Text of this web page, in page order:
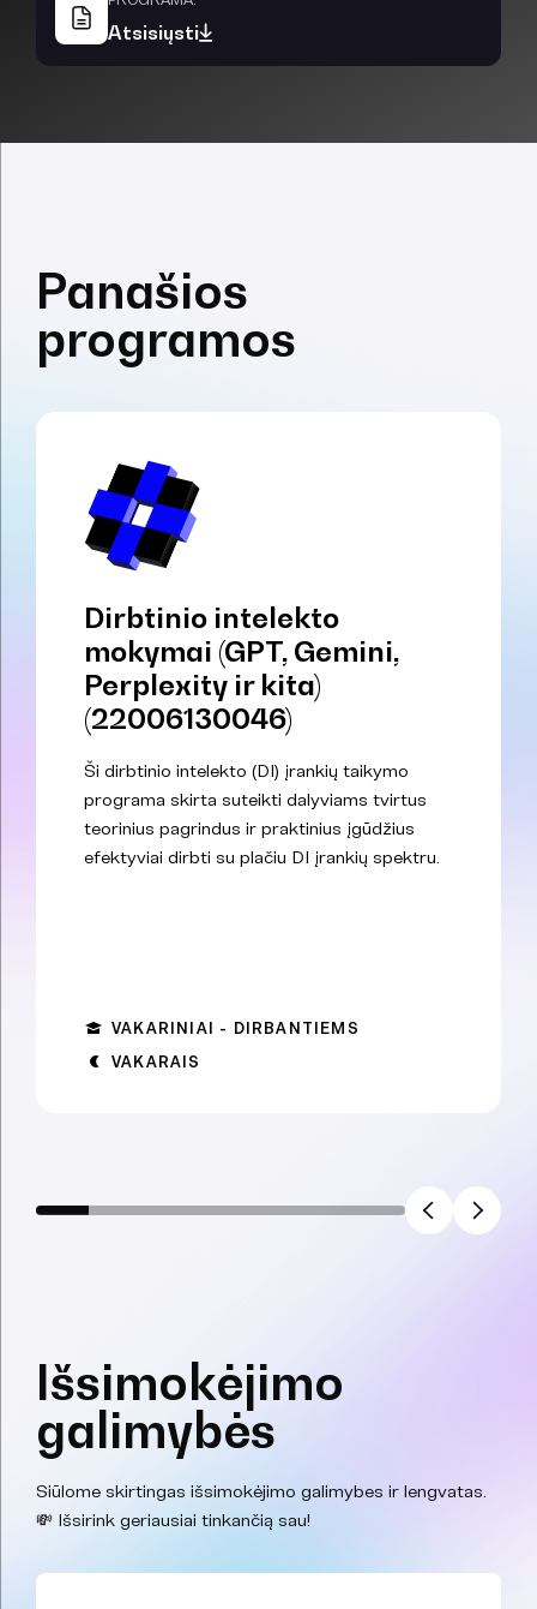
Atsisiųsti
Panašios
programos
Dirbtinio intelekto
mokymai (GPT, Gemini,
Perplexity ir kita)
(22006130046)
Ši dirbtinio intelekto (DI) įrankių taikymo
programa skirta suteikti dalyviams tvirtus
teorinius pagrindus ir praktinius įgūdžius
efektyviai dirbti su plačiu DI įrankių spektru.
VAKARINIAI - DIRBANTIEMS
VAKARAIS
Išsimokėjimo
galimybės
Siūlome skirtingas išsimokėjimo galimybes ir lengvatas.
💸 Išsirink geriausiai tinkančią sau!